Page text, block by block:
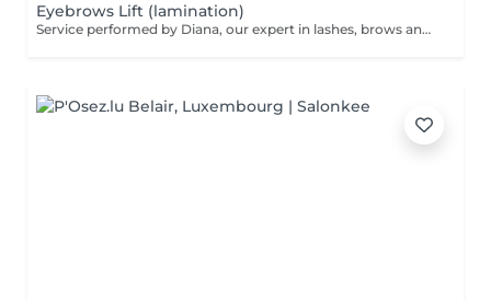
Eyebrows Lift (lamination)
Service performed by Diana, our expert in lashes, brows and hair removal, with over 10 years of experience, ensuring precision and high-quality results.